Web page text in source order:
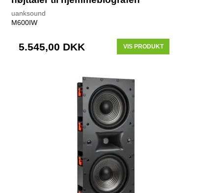
uanksound
M600IW
5.545,00 DKK VIS PRODUKT